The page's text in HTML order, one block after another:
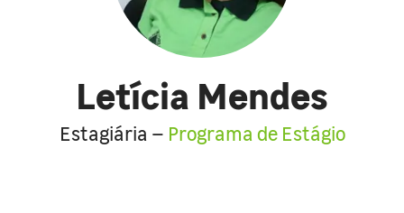
Letícia Mendes
Estagiária – Programa de Estágio